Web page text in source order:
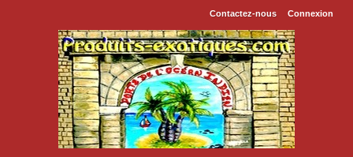
Connexion
Contactez-nous